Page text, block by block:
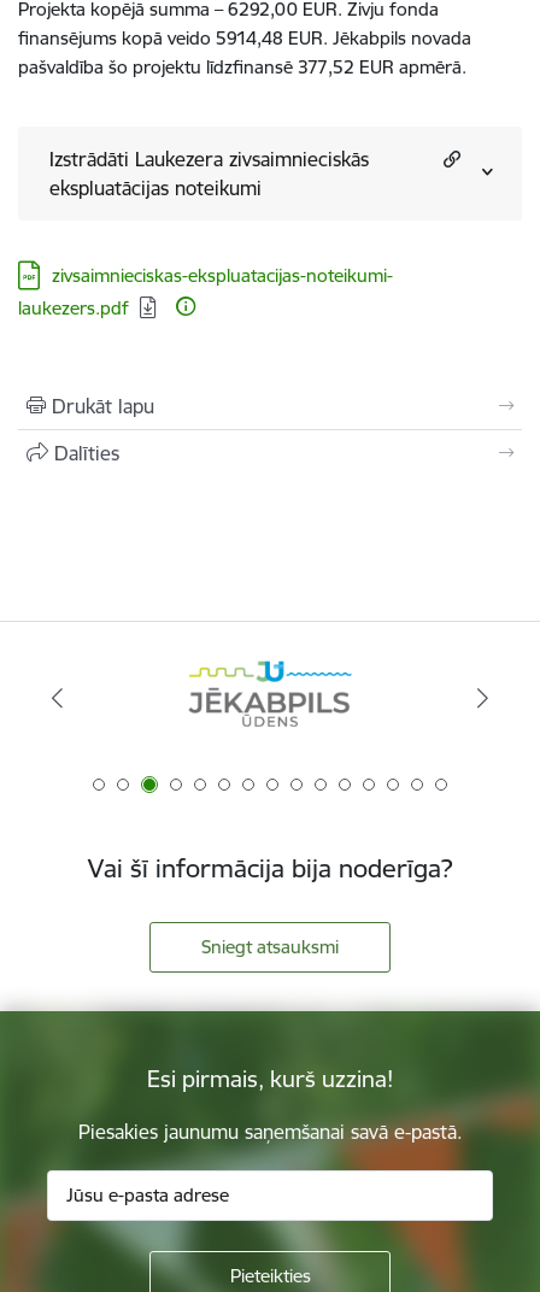
Projekta kopējā summa – 6292,00 EUR. Zivju fonda
finansējums kopā veido 5914,48 EUR. Jēkabpils novada
pašvaldība šo projektu līdzfinansē 377,52 EUR apmērā.
Izstrādāti Laukezera zivsaimnieciskās
ekspluatācijas noteikumi
Lejupielādēt:
zivsaimnieciskas-ekspluatacijas-noteikumi-
laukezers.pdf
Drukāt lapu
Dalīties
Vai šī informācija bija noderīga?
Sniegt atsauksmi
Esi pirmais, kurš uzzina!
Piesakies jaunumu saņemšanai savā e-pastā.